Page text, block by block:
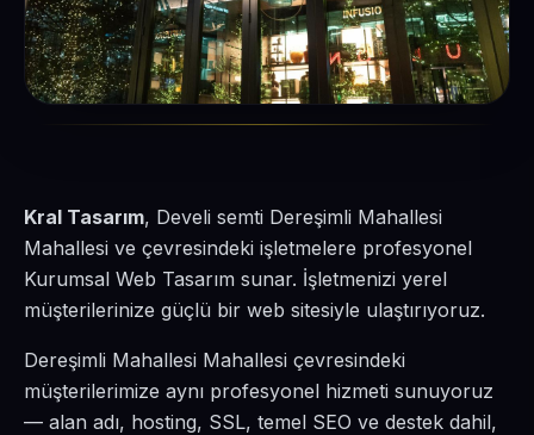
Kral Tasarım, Develi semti Dereşimli Mahallesi
Mahallesi ve çevresindeki işletmelere profesyonel
Kurumsal Web Tasarım sunar. İşletmenizi yerel
müşterilerinize güçlü bir web sitesiyle ulaştırıyoruz.
Dereşimli Mahallesi Mahallesi çevresindeki
müşterilerimize aynı profesyonel hizmeti sunuyoruz
— alan adı, hosting, SSL, temel SEO ve destek dahil,